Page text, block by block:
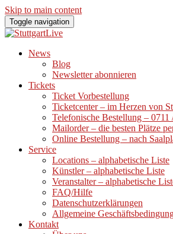
Skip to main content
Toggle navigation
News
Blog
Newsletter abonnieren
Tickets
Ticket Vorbestellung
Ticketcenter – im Herzen von
Telefonische Bestellung – 0711
Mailorder – die besten Plätze
Online Bestellung – nach
Service
Locations – alphabetische Liste
Künstler – alphabetische Liste
Veranstalter – alphabetische
FAQ/Hilfe
Datenschutzerklärungen
Allgemeine
Kontakt